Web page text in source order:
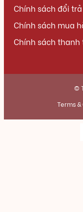
Chính sách đổi trả
Chính sách mua
Chính sách thanh
©
Terms